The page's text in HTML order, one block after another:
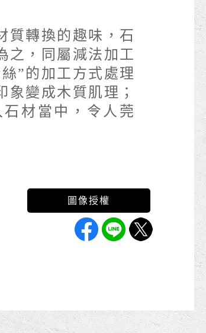
質轉換的趣味，石
之，同屬減法加工
”的加工方式處理
象變成木質肌理；
材當中，令人莞